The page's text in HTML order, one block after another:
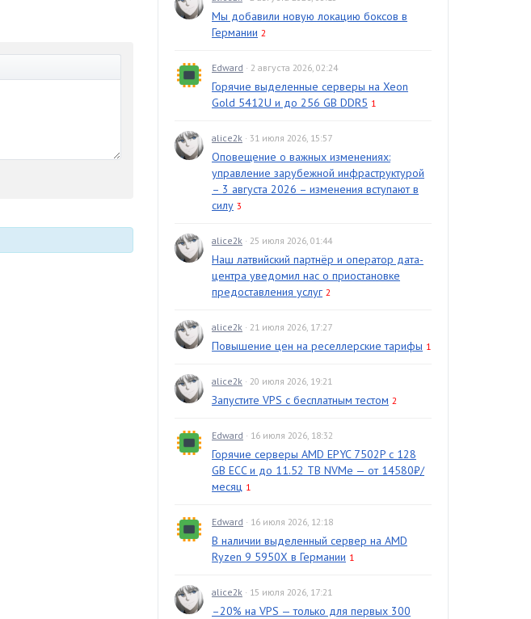
Мы добавили новую локацию боксов в
Германии 2
Edward · 2 августа 2026, 02:24
Горячие выделенные серверы на Xeon
Gold 5412U и до 256 GB DDR5 1
alice2k · 31 июля 2026, 15:57
Оповещение о важных изменениях:
управление зарубежной инфраструктурой
– 3 августа 2026 – изменения вступают в
силу 3
alice2k · 25 июля 2026, 01:44
Наш латвийский партнёр и оператор дата-
центра уведомил нас о приостановке
предоставления услуг 2
alice2k · 21 июля 2026, 17:27
Повышение цен на реселлерские тарифы 1
alice2k · 20 июля 2026, 19:21
Запустите VPS с бесплатным тестом 2
Edward · 16 июля 2026, 18:32
Горячие серверы AMD EPYC 7502P с 128
GB ECC и до 11.52 TB NVMe — от 14580₽/
месяц 1
Edward · 16 июля 2026, 12:18
В наличии выделенный сервер на AMD
Ryzen 9 5950X в Германии 1
alice2k · 15 июля 2026, 17:21
–20% на VPS — только для первых 300